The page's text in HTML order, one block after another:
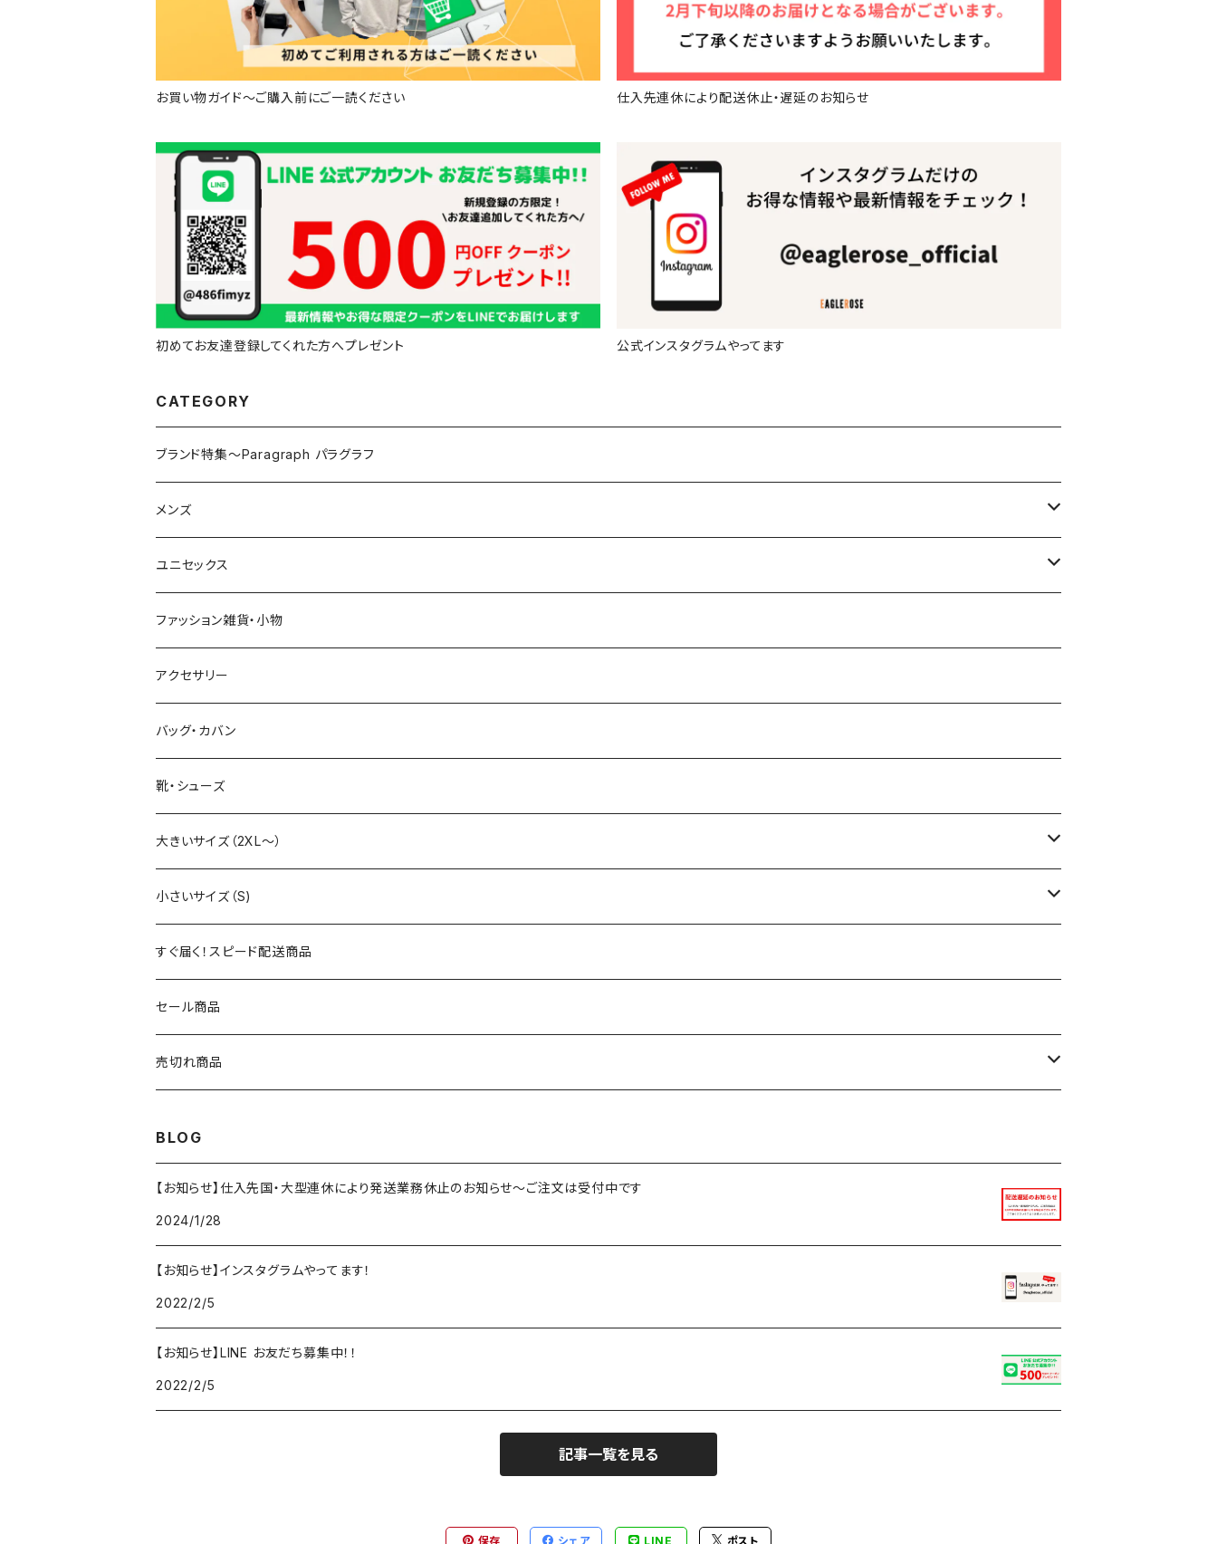
お買い物ガイド～ご購入前にご一読ください 仕入先連休により配送休止・遅延のお知らせ
初めてお友達登録してくれた方へプレゼント 公式インスタグラムやってます
CATEGORY
ブランド特集～Paragraph パラグラフ
メンズ
トップス
Tシャツ（半袖・五分袖）
Tシャツ（長袖・七分袖）
トレーナー・スウェット
ニット・セーター
ボトムス
パンツ
デニム・ジーパン
セットアップ
アウター・ジャケット（春秋用）
コート
ジャケット
アウター・ジャケット（冬用）
コート
ジャケット
ユニセックス
トップス
Ｔシャツ・カットソー（半袖・五分袖）
Tシャツ・カットソー（長袖・七分袖）
トレーナー・スウェット
ニット・セーター
ベスト・ジレ
ボトムス
パンツ
デニム・ジーパン
アウター・ジャケット
コート
ジャケット
セットアップ
ファッション雑貨・小物
アクセサリー
バッグ・カバン
靴・シューズ
大きいサイズ（2XL～）
2XL
トップス
ボトムス
3XL
トップス
アウター
4XL
トップス
セットアップ
ボトムス
5XL
アウター
セットアップ
ボトムス
小さいサイズ（S)
トップス
アウター
ボトムス
すぐ届く！スピード配送商品
セール商品
売切れ商品
BLOG
【お知らせ】仕入先国・大型連休により発送業務休止のお知らせ～ご注文は受付中です
2024/1/28
【お知らせ】インスタグラムやってます！
2022/2/5
【お知らせ】LINE お友だち募集中！！
2022/2/5
記事一覧を見る
保存 シェア LINE ポスト